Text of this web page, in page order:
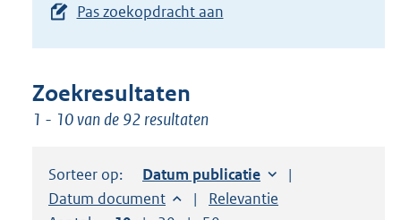
toets
suggesties.
Druk
Pas zoekopdracht aan
Zoekresultaten
1 - 10 van de 92 resultaten
Sorteer op: Sorteer op:
Datum publicatie
Sorteer op:
Datum document Sorteer op:
Relevantie